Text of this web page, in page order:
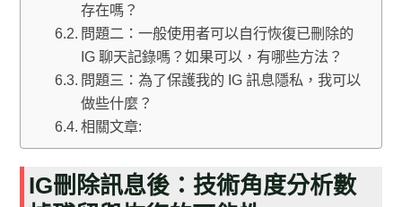
存在嗎？
問題二：一般使用者可以自行恢復已刪除的
IG 聊天記錄嗎？如果可以，有哪些方法？
問題三：為了保護我的 IG 訊息隱私，我可以
做些什麼？
相關文章:
IG刪除訊息後：技術角度分析數